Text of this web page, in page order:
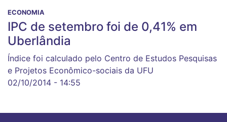
ECONOMIA
IPC de setembro foi de 0,41% em
Uberlândia
Índice foi calculado pelo Centro de Estudos Pesquisas
e Projetos Econômico-sociais da UFU
02/10/2014 - 14:55